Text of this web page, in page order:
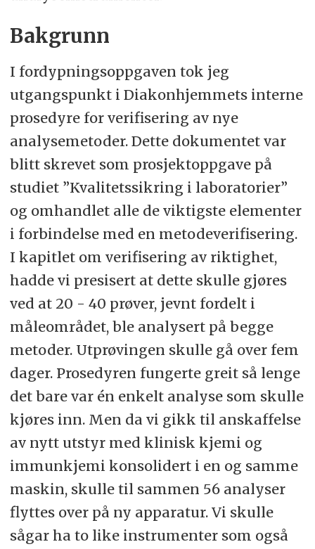
Bakgrunn
I fordypningsoppgaven tok jeg
utgangspunkt i Diakonhjemmets interne
prosedyre for verifisering av nye
analysemetoder. Dette dokumentet var
blitt skrevet som prosjektoppgave på
studiet ”Kvalitetssikring i laboratorier”
og omhandlet alle de viktigste elementer
i forbindelse med en metodeverifisering.
I kapitlet om verifisering av riktighet,
hadde vi presisert at dette skulle gjøres
ved at 20 - 40 prøver, jevnt fordelt i
måleområdet, ble analysert på begge
metoder. Utprøvingen skulle gå over fem
dager. Prosedyren fungerte greit så lenge
det bare var én enkelt analyse som skulle
kjøres inn. Men da vi gikk til anskaffelse
av nytt utstyr med klinisk kjemi og
immunkjemi konsolidert i en og samme
maskin, skulle til sammen 56 analyser
flyttes over på ny apparatur. Vi skulle
sågar ha to like instrumenter som også